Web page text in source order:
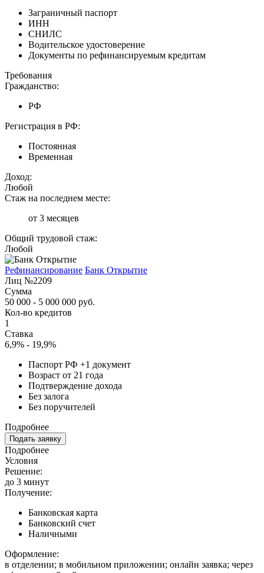
Заграничный паспорт
ИНН
СНИЛС
Водительское удостоверение
Документы по рефинансируемым кредитам
Требования
Гражданство:
РФ
Регистрация в РФ:
Постоянная
Временная
Доход:
Любой
Стаж на последнем месте:
от 3 месяцев
Общий трудовой стаж:
Любой
Рефинансирование Банк Открытие
Лиц №2209
Сумма
50 000 - 5 000 000 руб.
Кол-во кредитов
1
Ставка
6,9% - 19,9%
Паспорт РФ +1 документ
Возраст от 21 года
Подтверждение дохода
Без залога
Без поручителей
Подробнее
Подать заявку
Подробнее
Условия
Решение:
до 3 минут
Получение:
Банковская карта
Банковский счет
Наличными
Оформление:
в отделении; в мобильном приложении; онлайн заявка; через